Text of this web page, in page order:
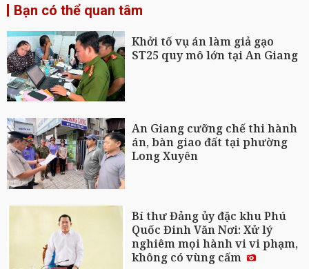
Bạn có thể quan tâm
Khởi tố vụ án làm giả gạo
ST25 quy mô lớn tại An Giang
An Giang cưỡng chế thi hành
án, bàn giao đất tại phường
Long Xuyên
Bí thư Đảng ủy đặc khu Phú
Quốc Đinh Văn Nơi: Xử lý
nghiêm mọi hành vi vi phạm,
không có vùng cấm